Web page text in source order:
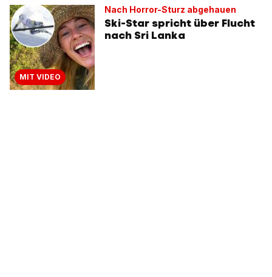
MIT VIDEO
Nach Horror-Sturz abgehauen
Ski-Star spricht über Flucht
nach Sri Lanka